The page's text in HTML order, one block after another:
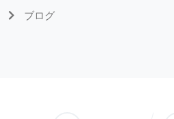
ブログ